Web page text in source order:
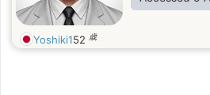
Yoshiki152 歳